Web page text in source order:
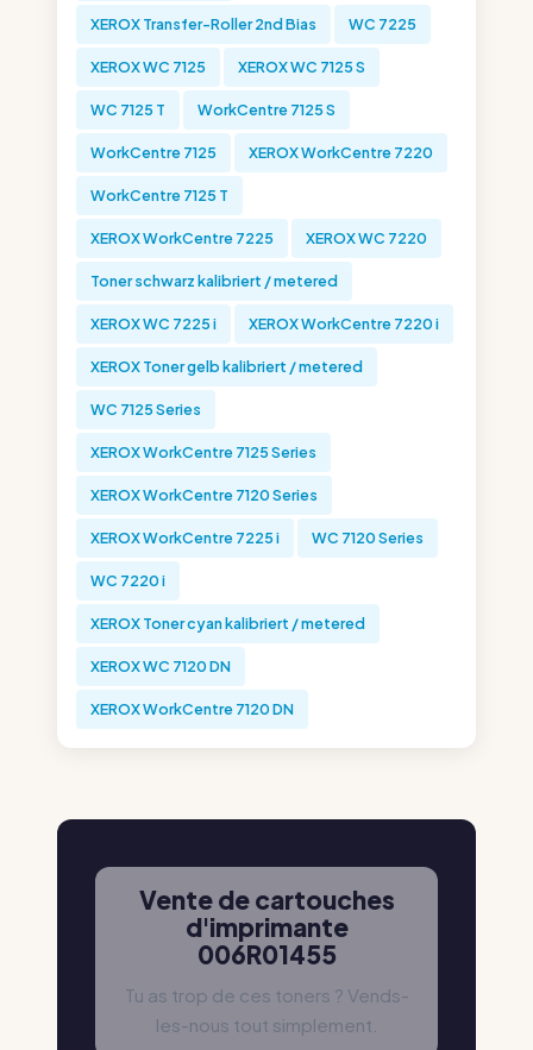
XEROX Transfer-Roller 2nd Bias WC 7225
XEROX WC 7125 XEROX WC 7125 S
WC 7125 T WorkCentre 7125 S
WorkCentre 7125 XEROX WorkCentre 7220
WorkCentre 7125 T
XEROX WorkCentre 7225 XEROX WC 7220
Toner schwarz kalibriert / metered
XEROX WC 7225 i XEROX WorkCentre 7220 i
XEROX Toner gelb kalibriert / metered
WC 7125 Series
XEROX WorkCentre 7125 Series
XEROX WorkCentre 7120 Series
XEROX WorkCentre 7225 i WC 7120 Series
WC 7220 i
XEROX Toner cyan kalibriert / metered
XEROX WC 7120 DN
XEROX WorkCentre 7120 DN
Vente de cartouches
d'imprimante
006R01455
Tu as trop de ces toners ? Vends-
les-nous tout simplement.